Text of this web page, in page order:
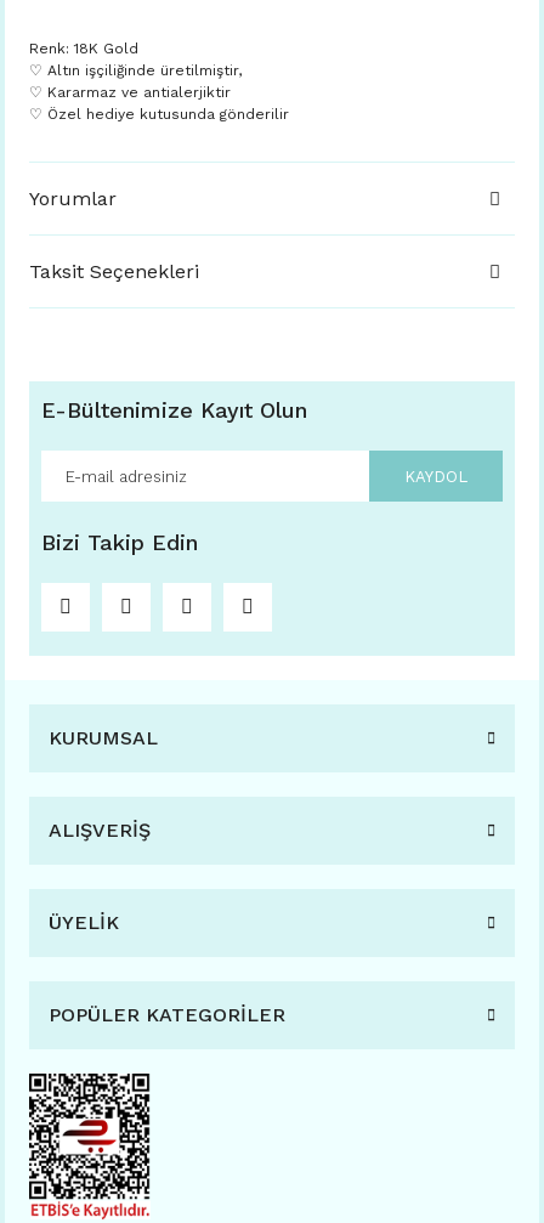
Renk: 18K Gold
♡ Altın işçiliğinde üretilmiştir,
♡ Kararmaz ve antialerjiktir
♡ Özel hediye kutusunda gönderilir
Yorumlar
Taksit Seçenekleri
E-Bültenimize Kayıt Olun
KAYDOL
Bizi Takip Edin
KURUMSAL
ALIŞVERİŞ
ÜYELİK
POPÜLER KATEGORİLER